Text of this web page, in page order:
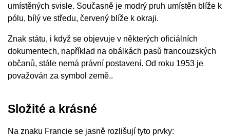
umístěných svisle. Současně je modrý pruh umístěn blíže k
pólu, bílý ve středu, červený blíže k okraji.
Znak státu, i když se objevuje v některých oficiálních
dokumentech, například na obálkách pasů francouzských
občanů, stále nemá právní postavení. Od roku 1953 je
považován za symbol země..
Složité a krásné
Na znaku Francie se jasně rozlišují tyto prvky: